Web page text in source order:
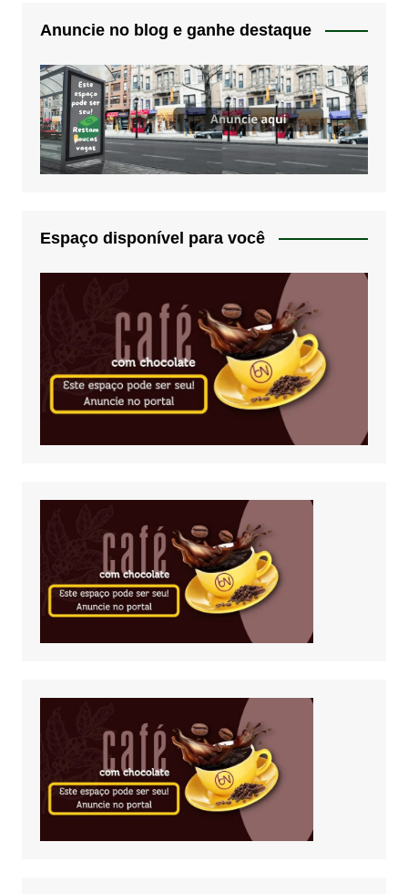
Anuncie no blog e ganhe destaque
Espaço disponível para você